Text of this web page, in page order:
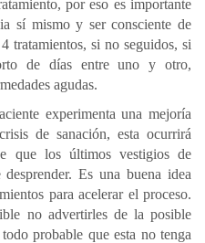
por eso es importante
sí mismo y ser consciente de
tratamientos, si no seguidos, si
de días entre uno y otro,
agudas.
experimenta una mejoría
de sanación, esta ocurrirá
que los últimos vestigios de
Es una buena idea
para acelerar el proceso.
no advertirles de la posible
probable que esta no tenga